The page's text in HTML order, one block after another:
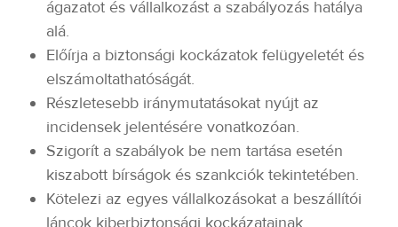
ágazatot és vállalkozást a szabályozás hatálya
alá.
Előírja a biztonsági kockázatok felügyeletét és
elszámoltathatóságát.
Részletesebb iránymutatásokat nyújt az
incidensek jelentésére vonatkozóan.
Szigorít a szabályok be nem tartása esetén
kiszabott bírságok és szankciók tekintetében.
Kötelezi az egyes vállalkozásokat a beszállítói